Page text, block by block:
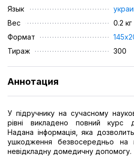
Язык
Вес
0.2 кг
Формат
Тираж
300
Аннотация
У підручнику на сучасному
рівні викладено повний курс
Надана інформація, яка
ушкодження безвосередньо на
невідкладну домедичну допомогу.